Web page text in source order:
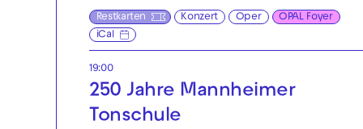
Restkarten Konzert Oper
OPAL Foyer
iCal
19:00
250 Jahre Mannheimer
Tonschule